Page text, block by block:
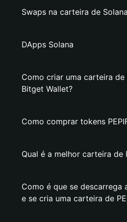
Swaps na carteira de Solana
DApps Solana
Como criar uma carteira de
Bitget Wallet?
Como comprar tokens
Qual é a melhor carteira de
Como é que se descarrega
e se cria uma carteira de